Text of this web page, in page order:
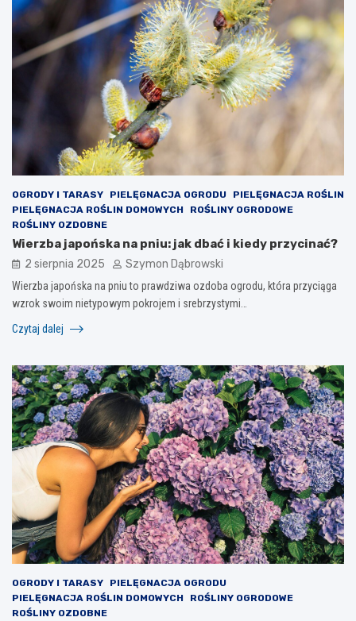
OGRODY I TARASY PIELĘGNACJA OGRODU
PIELĘGNACJA ROŚLIN
PIELĘGNACJA ROŚLIN DOMOWYCH
ROŚLINY OGRODOWE
ROŚLINY OZDOBNE
Wierzba japońska na pniu: jak dbać i kiedy przycinać?
2 sierpnia 2025 Szymon Dąbrowski
Wierzba japońska na pniu to prawdziwa ozdoba ogrodu, która przyciąga
wzrok swoim nietypowym pokrojem i srebrzystymi…
Czytaj dalej
OGRODY I TARASY
PIELĘGNACJA OGRODU
PIELĘGNACJA ROŚLIN DOMOWYCH
ROŚLINY OGRODOWE
ROŚLINY OZDOBNE